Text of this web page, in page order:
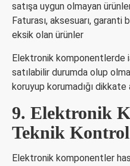
satışa uygun olmayan
Faturası, aksesuarı, garanti
eksik olan ürünler
Elektronik komponentlerde
satılabilir durumda olup
koruyup korumadığı dikkate
9. Elektronik
Teknik Kontrol
Elektronik komponentler